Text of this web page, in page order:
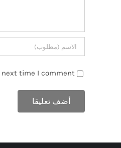
time I comment.